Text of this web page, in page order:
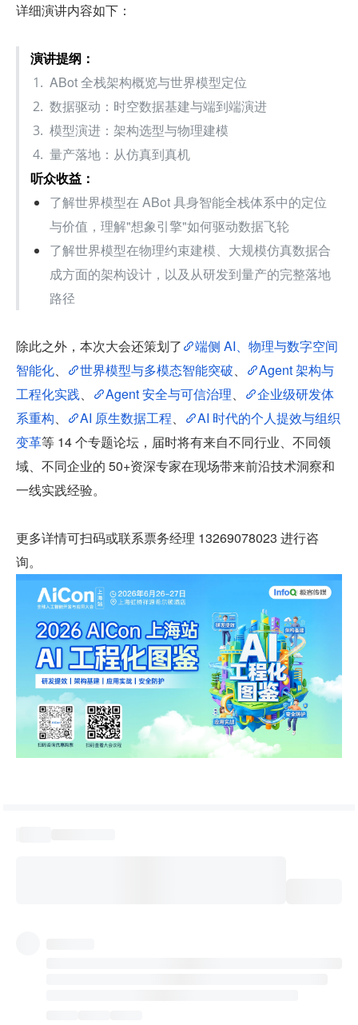
详细演讲内容如下：
演讲提纲：
ABot 全栈架构概览与世界模型定位
数据驱动：时空数据基建与端到端演进
模型演进：架构选型与物理建模
量产落地：从仿真到真机
听众收益：
了解世界模型在 ABot 具身智能全栈体系中的定位
与价值，理解"想象引擎"如何驱动数据飞轮
了解世界模型在物理约束建模、大规模仿真数据合
成方面的架构设计，以及从研发到量产的完整落地
路径
除此之外，本次大会还策划了
端侧 AI、物理与数字空间
智能化、 世界模型与多模态智能突破、
Agent 架构与
工程化实践、 Agent 安全与可信治理、
企业级研发体
系重构、 AI 原生数据工程、
AI 时代的个人提效与组织
变革等 14 个专题论坛，届时将有来自不同行业、不同领
域、不同企业的 50+资深专家在现场带来前沿技术洞察和
一线实践经验。
更多详情可扫码或联系票务经理 13269078023 进行咨
询。